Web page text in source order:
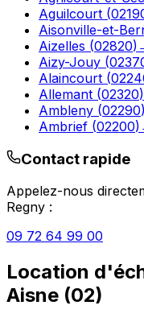
Aguilcourt (
Aisonville-et-
Aizelles (02820)
Aizy-Jouy (
Alaincourt (
Allemant (02320)
Ambleny (02290)
Ambrief (02200)
Contact rapide
Appelez-nous
Regny :
09 72 64 99 00
Location
Aisne (02)